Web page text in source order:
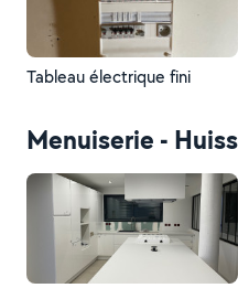
Tableau électrique fini
Menuiserie -